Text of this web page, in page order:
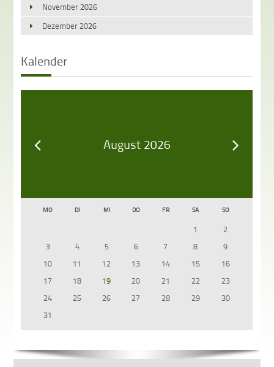
November 2026
Dezember 2026
Kalender
August 2026
MO DI MI DO FR SA SO
1
2
3
4 5 6 7 8
9
10
11 12 13 14 15
16
17
18 19 20 21 22
23
24
25 26 27 28 29
30
31